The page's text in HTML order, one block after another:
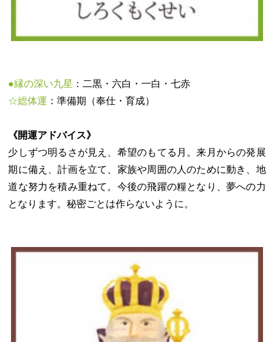
●縁の深い九星 ：二黒・六白・一白・七赤
☆総体運 ：準備期（奉仕・育成）
《開運アドバイス》
少しずつ明るさが見え、希望のもてる月。来月からの発展
期に備え、計画を立て、家族や周囲の人のために動き、地
道な努力を積み重ねて。今後の飛躍の糧となり、夢への力
となります。秘密ごとは作らないように。